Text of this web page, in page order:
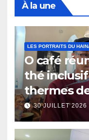
À la une
LES PORTRAITS DU
O café
thé
thermes
Eaux
30 JUILLET 2026